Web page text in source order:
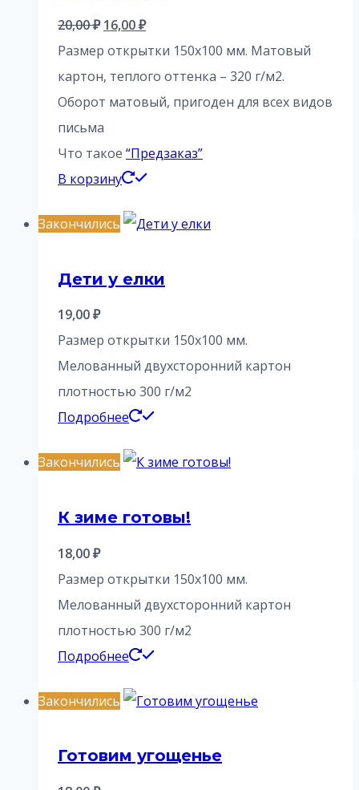
20,00₽ Первоначальная
цена
составляла
20,00 ₽.
16,00₽Текущая
цена:
16,00 ₽.
Размер открытки 150х100 мм. Матовый
картон, теплого оттенка – 320 г/м2.
Оборот матовый, пригоден для всех видов
письма
Что такое “Предзаказ”
В корзину
Закончились
Дети у елки
19,00₽
Размер открытки 150х100 мм.
Мелованный двухсторонний картон
плотностью 300 г/м2
Подробнее
Закончились
К зиме готовы!
18,00₽
Размер открытки 150х100 мм.
Мелованный двухсторонний картон
плотностью 300 г/м2
Подробнее
Закончились
Готовим угощенье